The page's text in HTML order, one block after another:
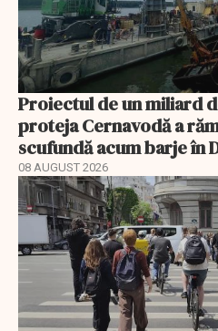
Proiectul de un miliard
proteja Cernavodă a
scufundă acum barje în
08 AUGUST 2026